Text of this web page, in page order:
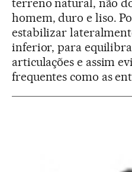
terreno natural, não
homem, duro e liso.
estabilizar
inferior, para
articulações e assim
frequentes como as